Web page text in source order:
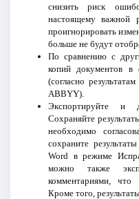
снизить риск
настоящему важной
проигнорировать
больше не будут
По сравнению с
копий документов
(согласно
ABBYY).
Экспортируйте и
Сохраняйте
необходимо
сохраните
Word в режиме
можно также
комментариями, что
Кроме того,